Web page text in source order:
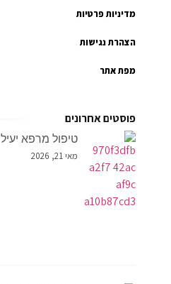
מדיניות פרטיות
הצהרת נגישות
מפת אתר
פוסטים אחרונים
טיפול מרפא יעיל
מאי 21, 2026